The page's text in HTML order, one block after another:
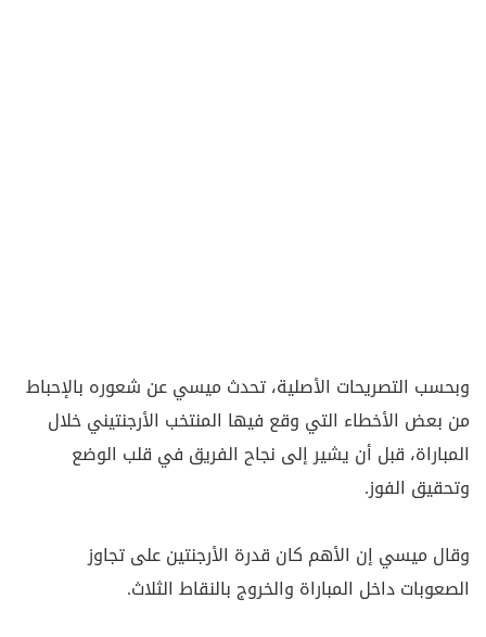
وبحسب التصريحات الأصلية، تحدث ميسي عن شعوره بالإحباط
من بعض الأخطاء التي وقع فيها المنتخب الأرجنتيني خلال
المباراة، قبل أن يشير إلى نجاح الفريق في قلب الوضع
وتحقيق الفوز.
وقال ميسي إن الأهم كان قدرة الأرجنتين على تجاوز
الصعوبات داخل المباراة والخروج بالنقاط الثلاث.